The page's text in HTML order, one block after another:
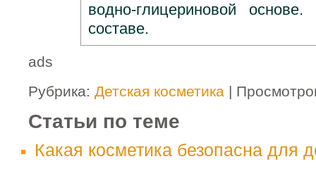
водно-глицериновой
составе.
ads
Рубрика: Детская косметика |
Статьи по теме
Какая косметика безопасна для